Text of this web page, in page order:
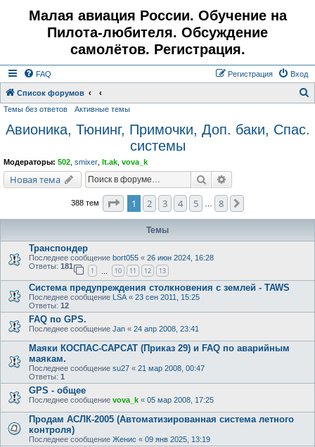
Малая авиация России. Обучение на
Пилота-любителя. Обсуждение
самолётов. Регистрация.
FAQ Вход
Регистрация
Список форумов
Темы без ответов Активные темы
Авионика, Тюнинг, Примочки, Доп. баки, Спас.
системы
Модераторы: 502 smixer lt.ak vova_k
Новая тема Поиск
388 тем Страница1 из
1 2 3 4 5 8
Темы
Транспондер
Последнее сообщение bort055 « 26 июн 2024, 16:28
Ответы: 181
1 10 11 12 13
Система предупреждения столкновения с землей - TAWS
Последнее сообщение LSA « 23 сен 2011, 15:25
Ответы: 12
FAQ по GPS.
Последнее сообщение Jan « 24 апр 2008, 23:41
Маяки КОСПАС-САРСАТ (Приказ 29) и FAQ по аварийным
маякам.
Последнее сообщение su27 « 21 мар 2008, 00:47
Ответы: 1
GPS - общее
Последнее сообщение vova_k « 05 мар 2008, 17:25
Продам АСЛК-2005 (Автоматизированная система летного
контроля)
Последнее сообщение Женис « 09 янв 2025, 13:19